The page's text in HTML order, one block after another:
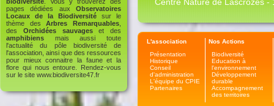
pages dédiées aux Observatoires
Locaux de la Biodiversité sur le
thème desArbres Remarquables
des Orchidées sauvageset des
amphibiens mais aussi toute
l'actualité du pôle biodiversité de
l'association, ainsi que des ressources
pour mieux connaitre la faune et la
flore qui nous entoure. Rendez-vous
sur le site www.biodiversite47.fr
L'association
Présentation
Historique
Conseil
d'administration
L'équipe du CPIE
Partenaires
Nos Actions
Biodiversité
Education à
l'environnement
Développement
durable
Accompagnement
des territoires